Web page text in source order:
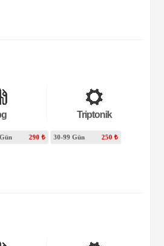
Triptonik
290 ₺ 30-99 Gün 250 ₺